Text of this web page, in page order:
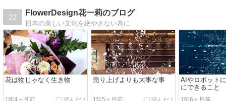
22
FlowerDesign花一莉のブログ
日本の美しい文化を絶やさない為に
花は物じゃなく生き物
1年4ヶ月前
売り上げよりも大事な事
1年5ヶ月前
AIやロボット
にできること
1年6ヶ月前